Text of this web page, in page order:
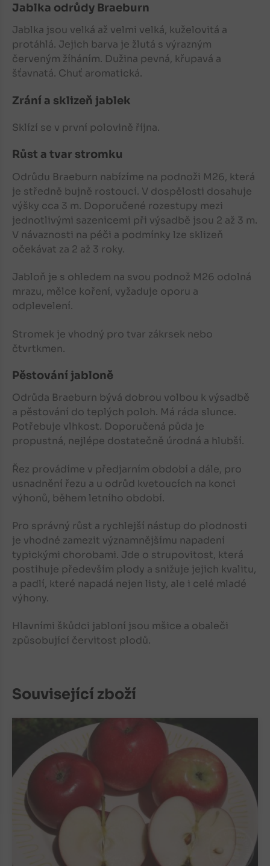
Jablka odrůdy Braeburn
Jablka jsou velká až velmi velká, kuželovitá a
protáhlá. Jejich barva je žlutá s výrazným
červeným žíháním. Dužina pevná, křupavá a
šťavnatá. Chuť aromatická.
Zrání a sklizeň jablek
Sklízí se v první polovině října.
Růst a tvar stromku
Odrůdu Braeburn nabízíme na podnoži M26, která
je středně bujně rostoucí. V dospělosti dosahuje
výšky cca 3 m. Doporučené rozestupy mezi
jednotlivými sazenicemi při výsadbě jsou 2 až 3 m.
V návaznosti na péči a podmínky lze sklizeň
očekávat za 2 až 3 roky.
Jabloň je s ohledem na svou podnož M26 odolná
mrazu, mělce koření, vyžaduje oporu a
odplevelení.
Stromek je vhodný pro tvar zákrsek nebo
čtvrtkmen.
Pěstování jabloně
Odrůda Braeburn bývá dobrou volbou k výsadbě
a pěstování do teplých poloh. Má ráda slunce.
Potřebuje vlhkost. Doporučená půda je
propustná, nejlépe dostatečně úrodná a hlubší.
Řez provádíme v předjarním období a dále, pro
usnadnění řezu a u odrůd kvetoucích na konci
výhonů, během letního období.
Pro správný růst a rychlejší nástup do plodnosti
je vhodné zamezit významnějšímu napadení
typickými chorobami. Jde o strupovitost, která
postihuje především plody a snižuje jejich kvalitu,
a padlí, které napadá nejen listy, ale i celé mladé
výhony.
Hlavními škůdci jabloní jsou mšice a obaleči
způsobující červitost plodů.
Související zboží